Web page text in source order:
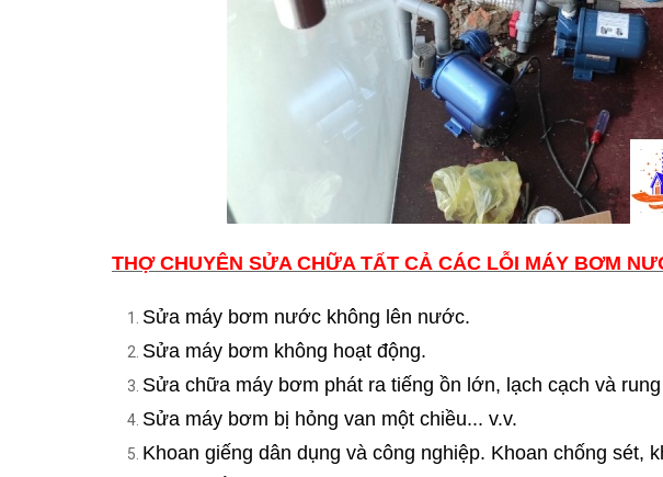
THỢ CHUYÊN SỬA CHỮA TẤT CẢ CÁC LỖI MÁY BƠM
Sửa máy bơm nước không lên nước.
Sửa máy bơm không hoạt động.
Sửa chữa máy bơm phát ra tiếng ồn lớn, lạch cạch và
Sửa máy bơm bị hỏng van một chiều... v.v.
Khoan giếng dân dụng và công nghiệp. Khoan chống sét,